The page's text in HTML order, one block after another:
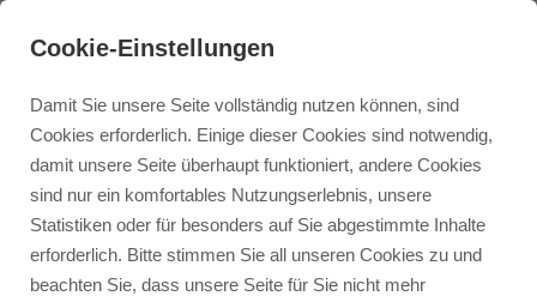
Cookie-Einstellungen
Damit Sie unsere Seite vollständig nutzen können, sind
Cookies erforderlich. Einige dieser Cookies sind notwendig,
damit unsere Seite überhaupt funktioniert, andere Cookies
sind nur ein komfortables Nutzungserlebnis, unsere
Statistiken oder für besonders auf Sie abgestimmte Inhalte
erforderlich. Bitte stimmen Sie all unseren Cookies zu und
beachten Sie, dass unsere Seite für Sie nicht mehr